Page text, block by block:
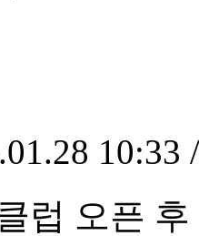
10:33
럽 오픈